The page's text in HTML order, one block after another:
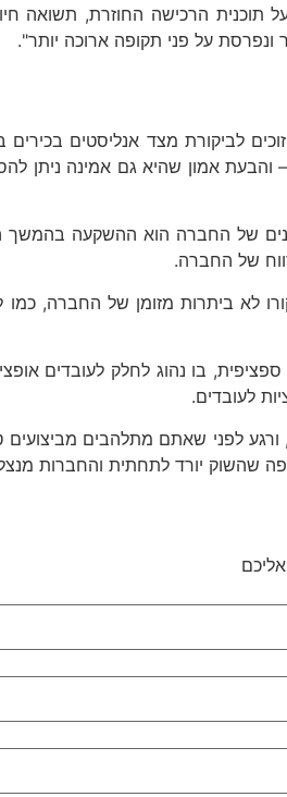
תוכנית הרכישה החוזרת, תשואה
על פני תקופה ארוכה יותר".
לביקורת מצד אנליסטים
אמון שהיא גם אמינה ניתן
של החברה הוא ההשקעה
של החברה.
לא ביתרות מזומן של החברה,
ספציפית, בו נהוג לחלק לעובדים
לעובדים.
לפני שאתם מתלהבים מביצועים
יורד לתחתית והחברות